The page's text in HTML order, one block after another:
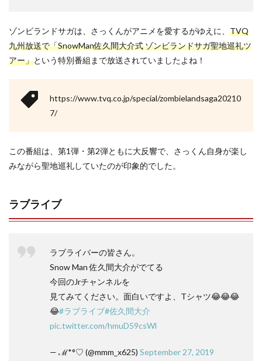
ゾンビランドサガは、さっくんがアニメを愛するがゆえに、 TVQ
九州放送で「SnowMan佐久間大介式 ゾンビランドサガ聖地巡礼ツ
アー」という特別番組まで放送されていましたよね！
https://www.tvq.co.jp/special/zombielandsaga20210
7/
この番組は、第1弾・第2弾ともに大反響で、さっくん自身が楽し
みながら聖地巡礼していたのが印象的でした。
ラブライブ
ラブライバーの皆さん。
Snow Man 佐久間大介がでてる
今回のJrチャンネルを
見てみてください。面白いですよ、Tシャツ😂😂😂
😂#ラブライブ#佐久間大介
pic.twitter.com/hmuD59csWl
— ℳ*°♡ (@mmm_x625) September 27, 2019